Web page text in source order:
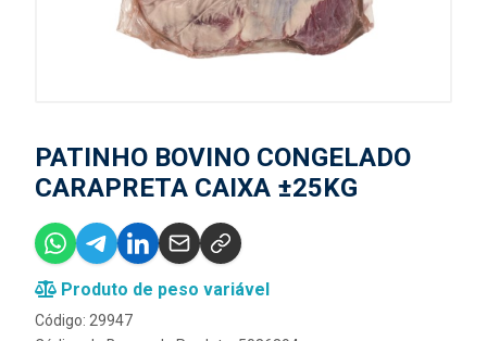
PATINHO BOVINO CONGELADO
CARAPRETA CAIXA ±25KG
Produto de peso variável
Código: 29947